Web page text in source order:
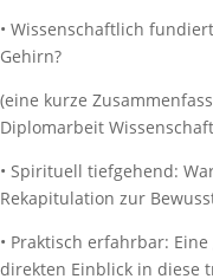
• Wissenschaftlich
Gehirn?
(eine kurze
Diplomarbeit
• Spirituell tiefgehend:
Rekapitulation zur
• Praktisch erfahrbar:
direkten Einblick in diese